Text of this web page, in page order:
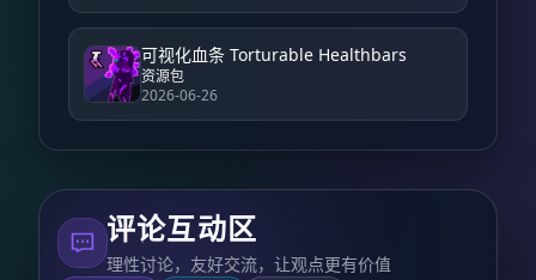
可视化血条 Torturable Healthbars
资源包
2026-06-26
评论互动区
理性讨论，友好交流，让观点更有价值